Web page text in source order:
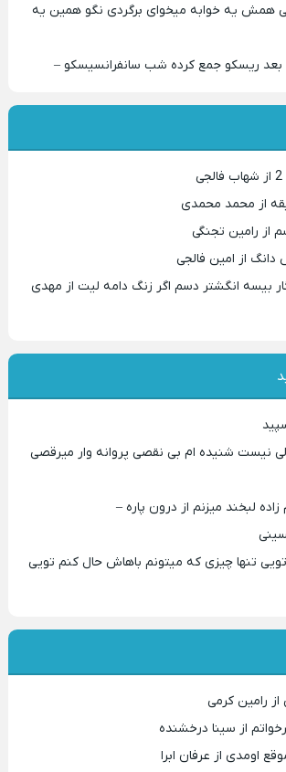
همش یه خوابه میخوای برگردی نگو همین یه
ریسکو جمع کرده شب سانفرانسیسکو –
از محمد محمدی
از رامین تجنگی
از امین فالجی
بیسه انگشتر دسم اگر زنگ دامه لیت از مهدی
نیست شنیده ام بی نقصی پروانه وار میرقصی
لبخند میزنم از درون پاره –
تویی تنها چیزی که میتونم باهاش حال کنم تویی
از رامین کرمی
از سینا درخشنده
اومدی از عرفان ابرا